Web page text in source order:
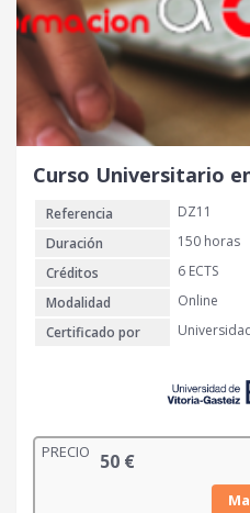
Curso Universitario
Referencia
DZ11
Duración
150 horas
Créditos
6 ECTS
Modalidad
Online
Certificado por
PRECIO 50 €